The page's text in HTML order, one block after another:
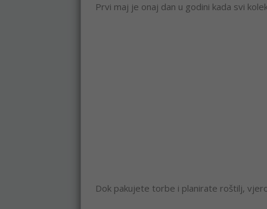
Prvi maj je onaj dan u godini kada svi
Dok pakujete torbe i planirate roštilj,